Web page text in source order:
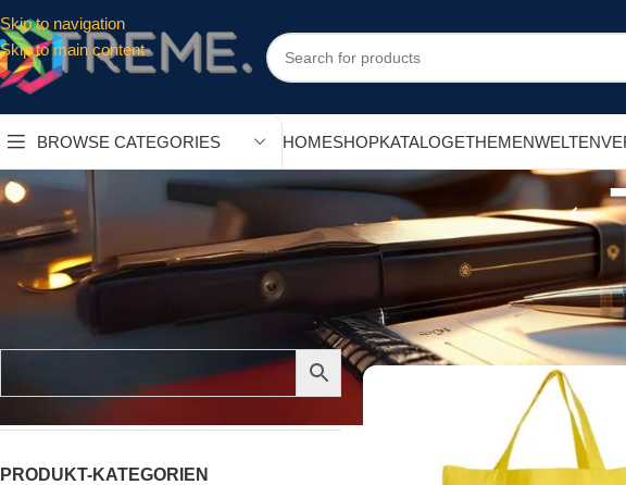
Skip to navigation
Skip to main content
BROWSE CATEGORIES HOMESHOPKATALOGETHEMENWELTEN
PRODUKT-KATEGORIEN
Start/Taschen